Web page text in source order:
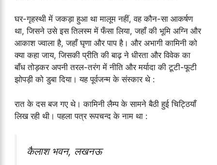
घर-गृहस्थी में जकड़ा हुआ था मालूम नहीं, वह कौन-सा आकर्षण
था, जिसने उसे इस तिलस्म में फँसा लिया, जहाँ की भूमि अग्नि और
आकाश ज्वाला है, जहाँ घृणा और पाप है। और अभागी कामिनी को
क्या कहा जाय, जिसकी प्रीति की बाढ़ ने धीरता और विवेक का
बाँध तोड़कर अपनी तरल-तरंग में नीति और मर्यादा की टूटी-फूटी
झोपड़ी को डुबा दिया। यह पूर्वजन्म के संस्कार थे :
रात के दस बज गए थे। कामिनी लैम्प के सामने बैठी हुई चिट्ठियाँ
लिख रही थी। पहला पत्र रूपचन्द के नाम था :
कैलाश भवन, लखनऊ